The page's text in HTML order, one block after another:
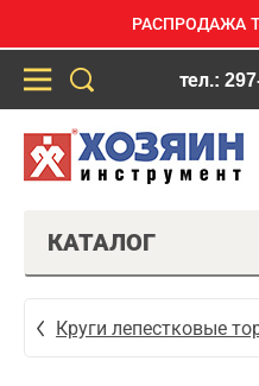
РАСПРОДАЖА
тел.:
КАТАЛОГ
Круги лепестковые